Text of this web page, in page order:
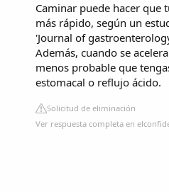
Caminar puede hacer que
más rápido, según un
'Journal of
Además, cuando se
menos probable que
estomacal o reflujo ácido.
Solicitud de eliminación
Ver respuesta completa en